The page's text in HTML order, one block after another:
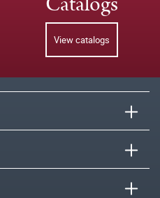
View catalogs